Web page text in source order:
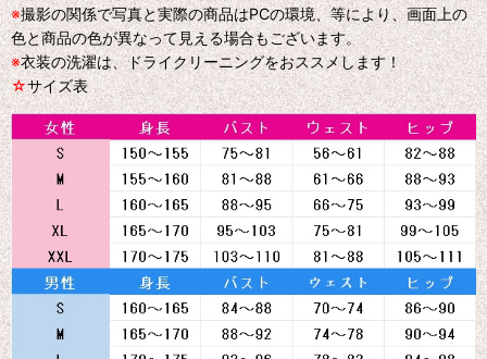
※撮影の関係で写真と実際の商品はPCの環境、等により、画面上の
色と商品の色が異なって見える場合もございます。
※衣装の洗濯は、ドライクリーニングをおススメします！
☆サイズ表